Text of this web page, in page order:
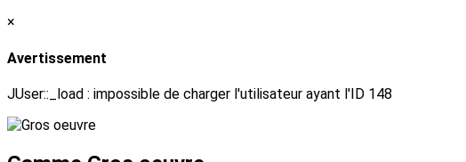
×
Avertissement
JUser::_load : impossible de charger l'utilisateur ayant l'ID 148